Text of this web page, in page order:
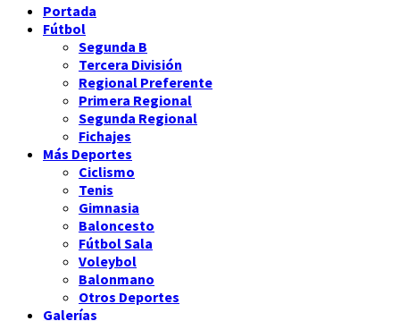
Portada
Fútbol
Segunda B
Tercera División
Regional Preferente
Primera Regional
Segunda Regional
Fichajes
Más Deportes
Ciclismo
Tenis
Gimnasia
Baloncesto
Fútbol Sala
Voleybol
Balonmano
Otros Deportes
Galerías